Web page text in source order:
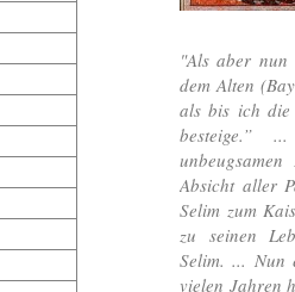
"Als aber
dem Alten
als bis ich die
besteige.”
Absicht aller
Selim zum
zu seinen
Selim. ... Nun
vielen Jahren